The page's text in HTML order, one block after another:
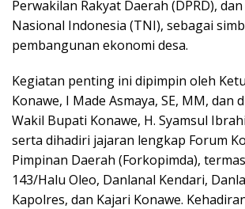
Perwakilan Rakyat Daerah (DPRD),
Nasional Indonesia (TNI), sebagai
pembangunan ekonomi desa.
Kegiatan penting ini dipimpin oleh
Konawe, I Made Asmaya, SE, MM, dan
Wakil Bupati Konawe, H. Syamsul
serta dihadiri jajaran lengkap Forum
Pimpinan Daerah (Forkopimda),
143/Halu Oleo, Danlanal Kendari,
Kapolres, dan Kajari Konawe.